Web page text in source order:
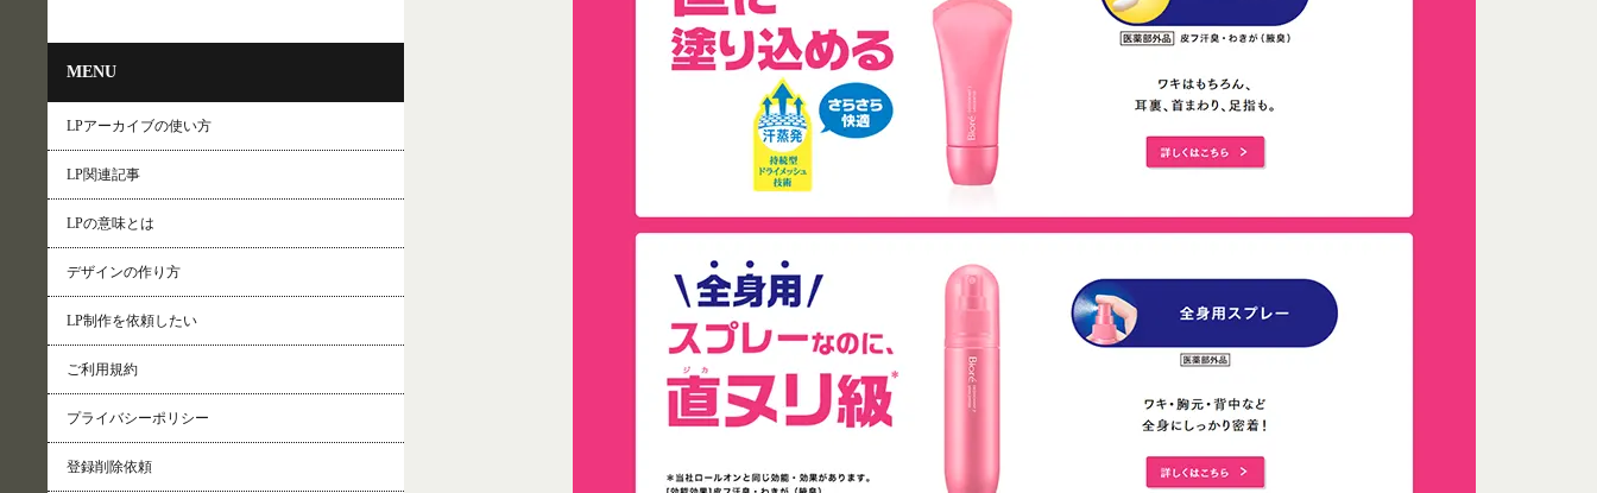
MENU
LPアーカイブの使い方
LP関連記事
LPの意味とは
デザインの作り方
LP制作を依頼したい
ご利用規約
プライバシーポリシー
登録削除依頼